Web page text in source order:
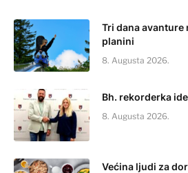
Tri dana avanture
planini
8. Augusta 2026.
Bh. rekorderka
8. Augusta 2026.
Većina ljudi za